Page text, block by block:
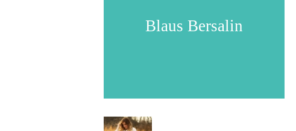
Blaus Bersalin